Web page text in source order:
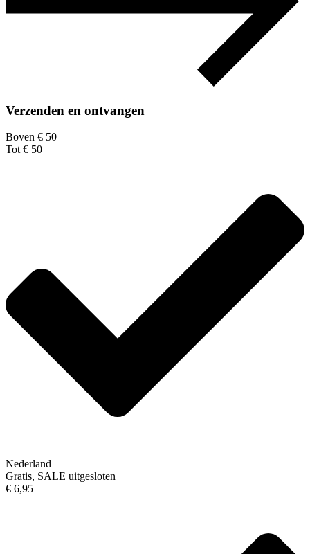
Verzenden en ontvangen
Boven € 50
Tot € 50
Nederland
Gratis, SALE uitgesloten
€ 6,95